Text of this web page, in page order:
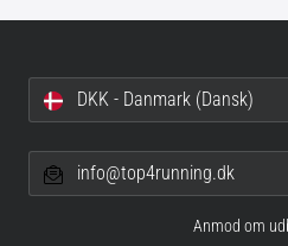
DKK - Danmark (Dansk)
info@top4running.dk
Anmod om